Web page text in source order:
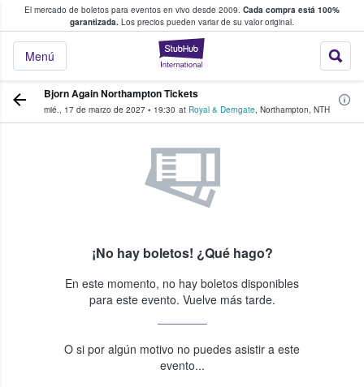
El mercado de boletos para eventos en vivo desde 2009. Cada compra está 100%
garantizada. Los precios pueden variar de su valor original.
StubHub: donde
Menú
fans compran y venden boletos
Bjorn Again Northampton Tickets
mié., 17 de marzo de 2027 • 19:30 at Royal & Derngate, Northampton, NTH
¡No hay boletos! ¿Qué hago?
En este momento, no hay boletos disponibles
para este evento. Vuelve más tarde.
O si por algún motivo no puedes asistir a este
evento...